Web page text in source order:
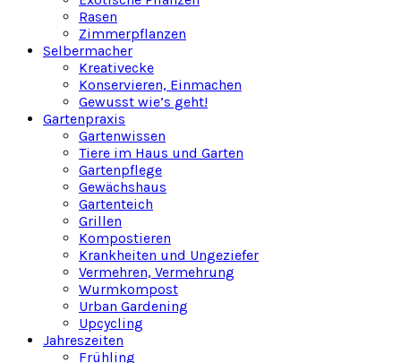
Rasen
Zimmerpflanzen
Selbermacher
Kreativecke
Konservieren, Einmachen
Gewusst wie’s geht!
Gartenpraxis
Gartenwissen
Tiere im Haus und Garten
Gartenpflege
Gewächshaus
Gartenteich
Grillen
Kompostieren
Krankheiten und Ungeziefer
Vermehren, Vermehrung
Wurmkompost
Urban Gardening
Upcycling
Jahreszeiten
Frühling